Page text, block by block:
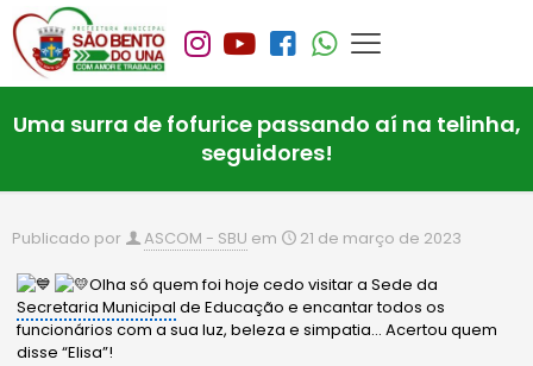
Uma surra de fofurice passando aí na telinha,
seguidores!
Publicado por ASCOM - SBU em 21 de março de 2023
Olha só quem foi hoje cedo visitar a Sede da
Secretaria Municipal de Educação e encantar todos os
funcionários com a sua luz, beleza e simpatia… Acertou quem
disse “Elisa”!